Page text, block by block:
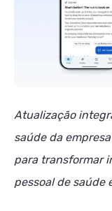
Atualização
saúde da
para transformar
pessoal de saúde